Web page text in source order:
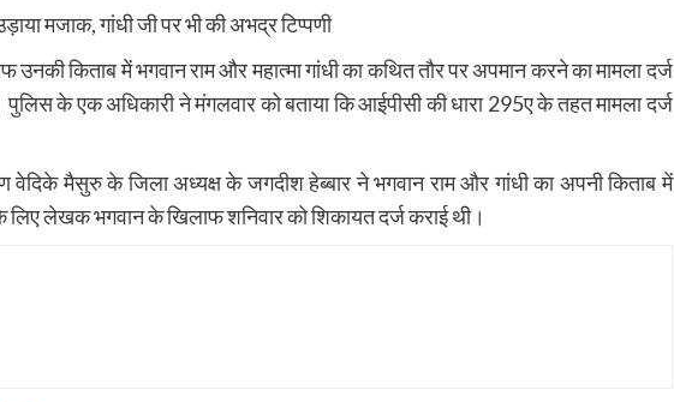
मजाक, गांधी जी पर भी की अभद्र टिप्पणी
किताब में भगवान राम और महात्मा गांधी का कथित तौर पर अपमान करने का मामला दर्ज
के एक अधिकारी ने मंगलवार को बताया कि आईपीसी की धारा 295ए के तहत मामला दर्ज
वेदिके मैसुरु के जिला अध्यक्ष के जगदीश हेब्बार ने भगवान राम और गांधी का अपनी किताब में
लेखक भगवान के खिलाफ शनिवार को शिकायत दर्ज कराई थी।